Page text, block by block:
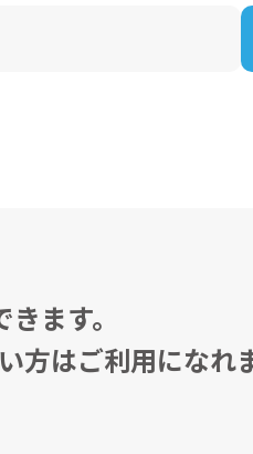
ます。
方はご利用になれ